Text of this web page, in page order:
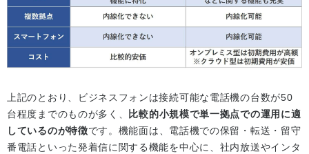
上記のとおり、ビジネスフォンは接続可能な電話機の台数が50
台程度までのものが多く、
比較的小規模で単一拠点での運用に適
しているのが特徴です。機能面は、電話機での保留・転送・留守
番電話といった発着信に関する機能を中心に、社内放送やインタ